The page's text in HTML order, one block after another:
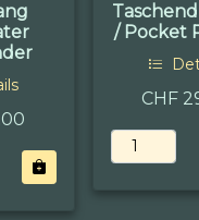
/ Pocket
CHF